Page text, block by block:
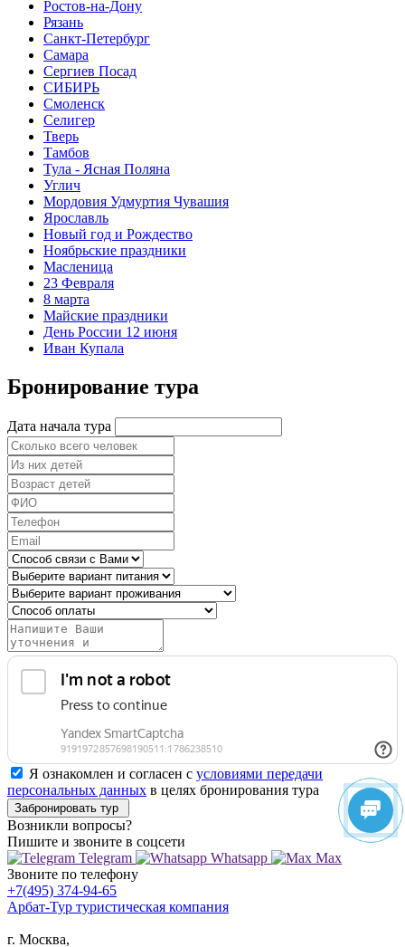
Ростов-на-Дону
Рязань
Санкт-Петербург
Самара
Сергиев Посад
СИБИРЬ
Смоленск
Селигер
Тверь
Тамбов
Тула - Ясная Поляна
Углич
Мордовия Удмуртия Чувашия
Ярославль
Новый год и Рождество
Ноябрьские праздники
Масленица
23 Февраля
8 марта
Майские праздники
День России 12 июня
Иван Купала
Бронирование тура
Дата начала тура
Я ознакомлен и согласен с условиями передачи
персональных данных в целях бронирования тура
Забронировать тур
Возникли вопросы?
Пишите и звоните в соцсети
Telegram
Whatsapp
Max
Звоните по телефону
+7(495) 374-94-65
Арбат-Тур туристическая компания
г. Москва,